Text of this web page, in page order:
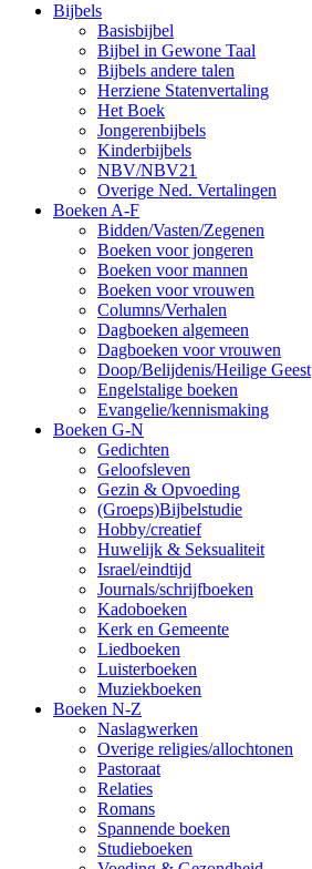
Bijbels
Basisbijbel
Bijbel in Gewone Taal
Bijbels andere talen
Herziene Statenvertaling
Het Boek
Jongerenbijbels
Kinderbijbels
NBV/NBV21
Overige Ned. Vertalingen
Boeken A-F
Bidden/Vasten/Zegenen
Boeken voor jongeren
Boeken voor mannen
Boeken voor vrouwen
Columns/Verhalen
Dagboeken algemeen
Dagboeken voor vrouwen
Doop/Belijdenis/Heilige Geest
Engelstalige boeken
Evangelie/kennismaking
Boeken G-N
Gedichten
Geloofsleven
Gezin & Opvoeding
(Groeps)Bijbelstudie
Hobby/creatief
Huwelijk & Seksualiteit
Israel/eindtijd
Journals/schrijfboeken
Kadoboeken
Kerk en Gemeente
Liedboeken
Luisterboeken
Muziekboeken
Boeken N-Z
Naslagwerken
Overige religies/allochtonen
Pastoraat
Relaties
Romans
Spannende boeken
Studieboeken